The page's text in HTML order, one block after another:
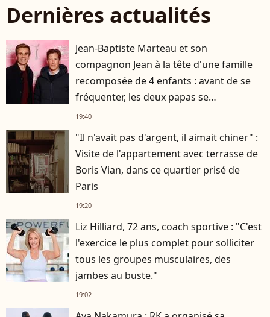
Dernières actualités
Jean-Baptiste Marteau et son
compagnon Jean à la tête d'une famille
recomposée de 4 enfants : avant de se
fréquenter, les deux papas se
connaissaient depuis des années
19:40
"Il n'avait pas d'argent, il aimait chiner" :
Visite de l'appartement avec terrasse de
Boris Vian, dans ce quartier prisé de
Paris
19:20
Liz Hilliard, 72 ans, coach sportive : "C'est
l'exercice le plus complet pour solliciter
tous les groupes musculaires, des
jambes au buste."
19:02